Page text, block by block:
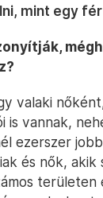
mint egy
valaki
vannak,
ezerszer
és nők, akik
területen